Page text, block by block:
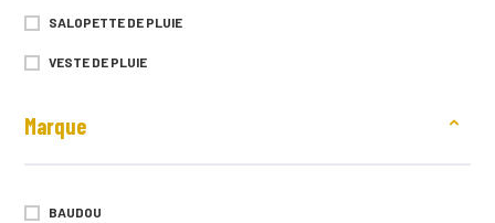
SALOPETTE DE PLUIE
VESTE DE PLUIE
Marque
BAUDOU